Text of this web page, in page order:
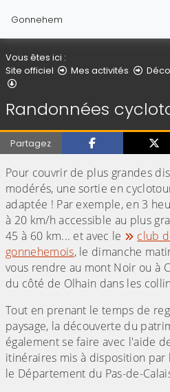
Gonnehem
Vous êtes ici :
Site officiel
Mes activités
Randonnées
Partagez
Pour couvrir de plus grandes
modérés, une sortie en
adaptée ! Par exemple, en 3
à 20 km/h accessible au plus
45 à 60 km... et avec le
club
gonnehemois, le dimanche
vous rendre au mont Noir ou à
du côté de Olhain dans les
Tout en prenant le temps de
paysage, la découverte du
également se faire avec l'aide
itinéraires mis à disposition par
le Département du Pas-de-